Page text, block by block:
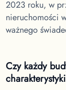
2023 roku, w
nieruchomości
ważnego
Czy każdy